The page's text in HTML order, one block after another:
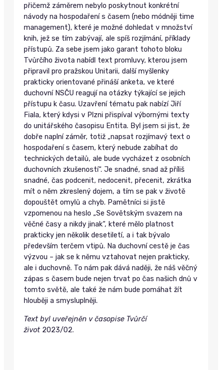
přičemž záměrem nebylo poskytnout konkrétní
návody na hospodaření s časem (nebo módněji time
management), které je možné dohledat v množství
knih, jež se tím zabývají, ale spíš rozjímání, příklady
přístupů. Za sebe jsem jako garant tohoto bloku
Tvůrčího života nabídl text promluvy, kterou jsem
připravil pro pražskou Unitarii, další myšlenky
prakticky orientované přináší anketa, ve které
duchovní NSČU reagují na otázky týkající se jejich
přístupu k času. Uzavření tématu pak nabízí Jiří
Fiala, který kdysi v Plzni přispíval výbornými texty
do unitářského časopisu Entita. Byl jsem si jist, že
dobře naplní záměr, totiž „napsat rozjímavý text o
hospodaření s časem, který nebude zabíhat do
technických detailů, ale bude vycházet z osobních
duchovních zkušeností“. Je snadné, snad až příliš
snadné, čas podcenit, nedocenit, přecenit, zkrátka
mít o něm zkreslený dojem, a tím se pak v životě
dopouštět omylů a chyb. Pamětníci si jistě
vzpomenou na heslo „Se Sovětským svazem na
věčné časy a nikdy jinak“, které mělo platnost
prakticky jen několik desetiletí, a i tak bývalo
především terčem vtipů. Na duchovní cestě je čas
výzvou – jak se k němu vztahovat nejen prakticky,
ale i duchovně. To nám pak dává naději, že náš věčný
zápas s časem bude nejen trvat po čas našich dnů v
tomto světě, ale také že nám bude pomáhat žít
hlouběji a smysluplněji.
Text byl uveřejněn v časopise Tvůrčí
život 2023/02.